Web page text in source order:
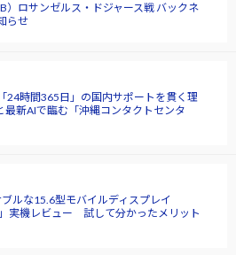
）ロサンゼルス・ドジャース戦 バックネ
らせ
24時間365日」の国内サポートを貫く理
新AIで臨む「沖縄コンタクトセンタ
ルな15.6型モバイルディスプレイ
」実機レビュー 試して分かったメリット